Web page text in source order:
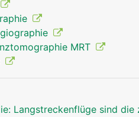
MRT
Langstreckenflüge sind